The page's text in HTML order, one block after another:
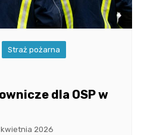
Straż pożarna
dla OSP w
kwietnia 2026